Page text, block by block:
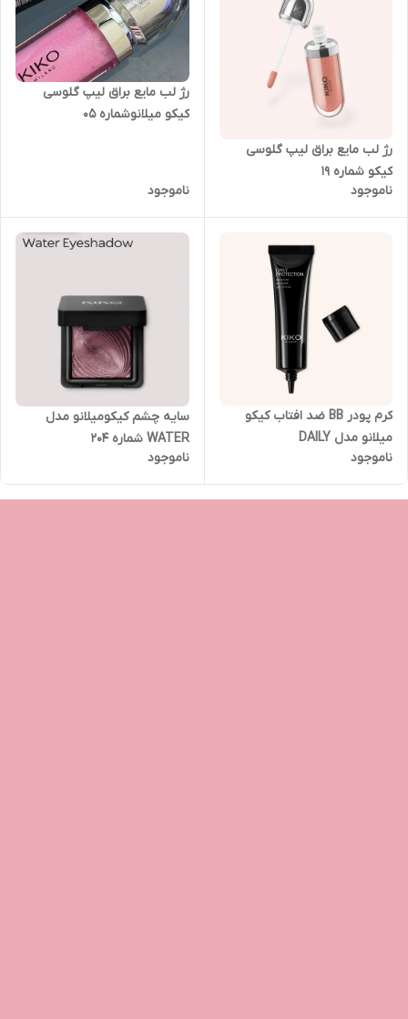
رژ لب مایع براق لیپ گلوسی
کیکو شماره 19
ناموجود
رژ لب مایع براق لیپ گلوسی
کیکو میلانوشماره 05
ناموجود
کرم پودر BB ضد افتاب کیکو
میلانو مدل DAILY
PROTECTION SPF30 شماره 02
ناموجود
سایه چشم کیکومیلانو مدل
WATER شماره 204
ناموجود